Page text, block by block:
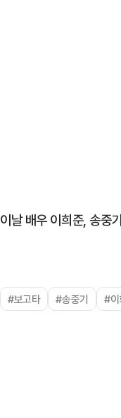
이날 배우 이희준, 송중
#보고타 #송중기 #이